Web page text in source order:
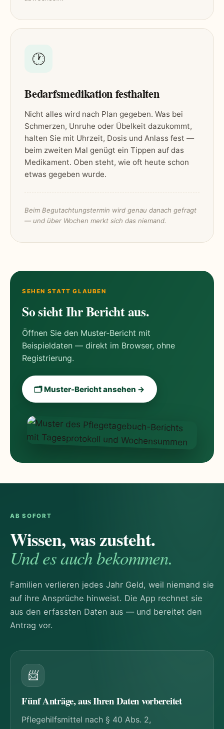
🕐
Bedarfsmedikation festhalten
Nicht alles wird nach Plan gegeben. Was bei
Schmerzen, Unruhe oder Übelkeit dazukommt,
halten Sie mit Uhrzeit, Dosis und Anlass fest —
beim zweiten Mal genügt ein Tippen auf das
Medikament. Oben steht, wie oft heute schon
etwas gegeben wurde.
Beim Begutachtungstermin wird genau danach gefragt
— und über Wochen merkt sich das niemand.
SEHEN STATT GLAUBEN
So sieht Ihr Bericht aus.
Öffnen Sie den Muster-Bericht mit
Beispieldaten — direkt im Browser, ohne
Registrierung.
🗂 Muster-Bericht ansehen →
AB SOFORT
Wissen, was zusteht.
Und es auch bekommen.
Familien verlieren jedes Jahr Geld, weil niemand sie
auf ihre Ansprüche hinweist. Die App rechnet sie
aus den erfassten Daten aus — und bereitet den
Antrag vor.
📨
Fünf Anträge, aus Ihren Daten vorbereitet
Pflegehilfsmittel nach § 40 Abs. 2,